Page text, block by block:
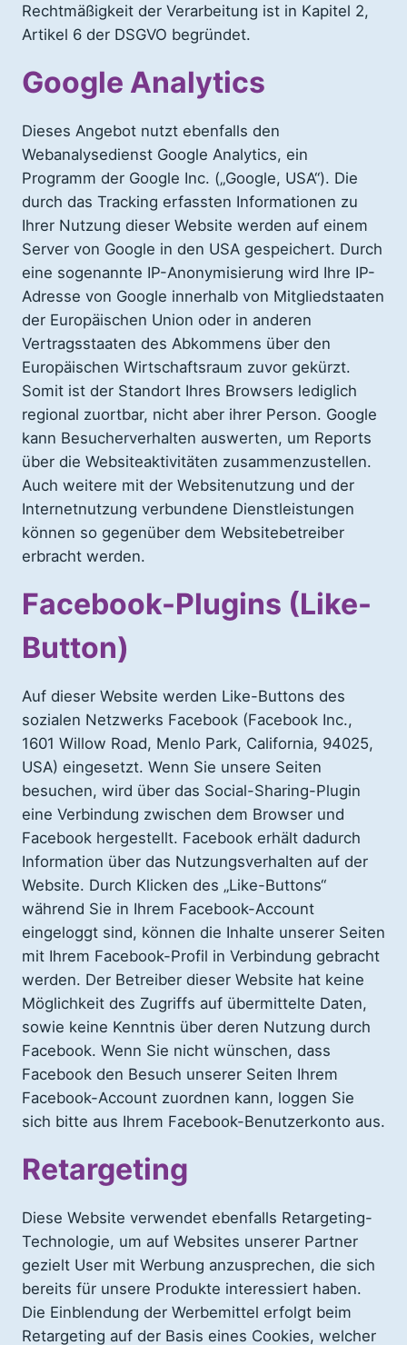
Rechtmäßigkeit der Verarbeitung ist in Kapitel 2,
Artikel 6 der DSGVO begründet.
Google Analytics
Dieses Angebot nutzt ebenfalls den
Webanalysedienst Google Analytics, ein
Programm der Google Inc. („Google, USA“). Die
durch das Tracking erfassten Informationen zu
Ihrer Nutzung dieser Website werden auf einem
Server von Google in den USA gespeichert. Durch
eine sogenannte IP-Anonymisierung wird Ihre IP-
Adresse von Google innerhalb von Mitgliedstaaten
der Europäischen Union oder in anderen
Vertragsstaaten des Abkommens über den
Europäischen Wirtschaftsraum zuvor gekürzt.
Somit ist der Standort Ihres Browsers lediglich
regional zuortbar, nicht aber ihrer Person. Google
kann Besucherverhalten auswerten, um Reports
über die Websiteaktivitäten zusammenzustellen.
Auch weitere mit der Websitenutzung und der
Internetnutzung verbundene Dienstleistungen
können so gegenüber dem Websitebetreiber
erbracht werden.
Facebook-Plugins (Like-
Button)
Auf dieser Website werden Like-Buttons des
sozialen Netzwerks Facebook (Facebook Inc.,
1601 Willow Road, Menlo Park, California, 94025,
USA) eingesetzt. Wenn Sie unsere Seiten
besuchen, wird über das Social-Sharing-Plugin
eine Verbindung zwischen dem Browser und
Facebook hergestellt. Facebook erhält dadurch
Information über das Nutzungsverhalten auf der
Website. Durch Klicken des „Like-Buttons“
während Sie in Ihrem Facebook-Account
eingeloggt sind, können die Inhalte unserer Seiten
mit Ihrem Facebook-Profil in Verbindung gebracht
werden. Der Betreiber dieser Website hat keine
Möglichkeit des Zugriffs auf übermittelte Daten,
sowie keine Kenntnis über deren Nutzung durch
Facebook. Wenn Sie nicht wünschen, dass
Facebook den Besuch unserer Seiten Ihrem
Facebook-Account zuordnen kann, loggen Sie
sich bitte aus Ihrem Facebook-Benutzerkonto aus.
Retargeting
Diese Website verwendet ebenfalls Retargeting-
Technologie, um auf Websites unserer Partner
gezielt User mit Werbung anzusprechen, die sich
bereits für unsere Produkte interessiert haben.
Die Einblendung der Werbemittel erfolgt beim
Retargeting auf der Basis eines Cookies, welcher